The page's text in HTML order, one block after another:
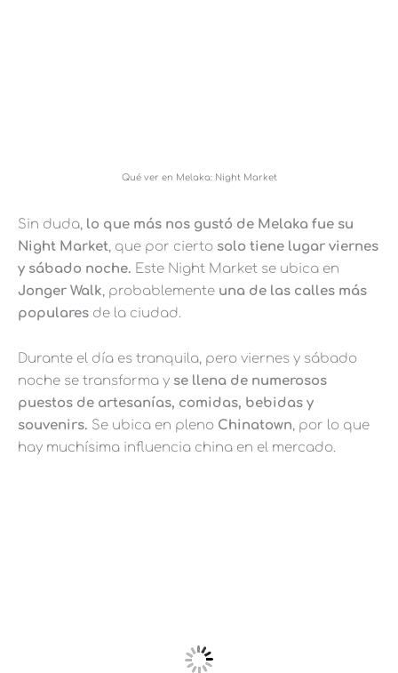
Qué ver en Melaka: Night Market
Sin duda, lo que más nos gustó de Melaka fue su
Night Market, que por cierto solo tiene lugar viernes
y sábado noche. Este Night Market se ubica en
Jonger Walk, probablemente una de las calles más
populares de la ciudad.
Durante el día es tranquila, pero viernes y sábado
noche se transforma y se llena de numerosos
puestos de artesanías, comidas, bebidas y
souvenirs. Se ubica en pleno Chinatown, por lo que
hay muchísima influencia china en el mercado.